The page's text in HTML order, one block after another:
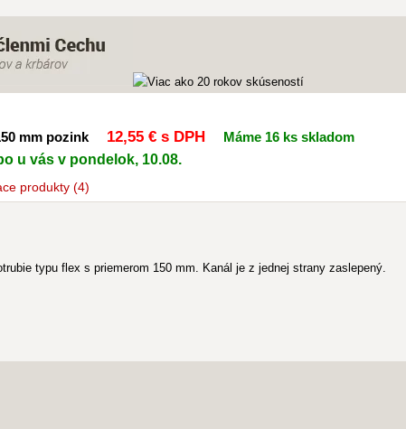
mm pozink 12,55 € s DPH Máme 16 ks skladom
u vás v pondelok, 10.08.
produkty (4)
typu flex s priemerom 150 mm. Kanál je z jednej strany zaslepený.